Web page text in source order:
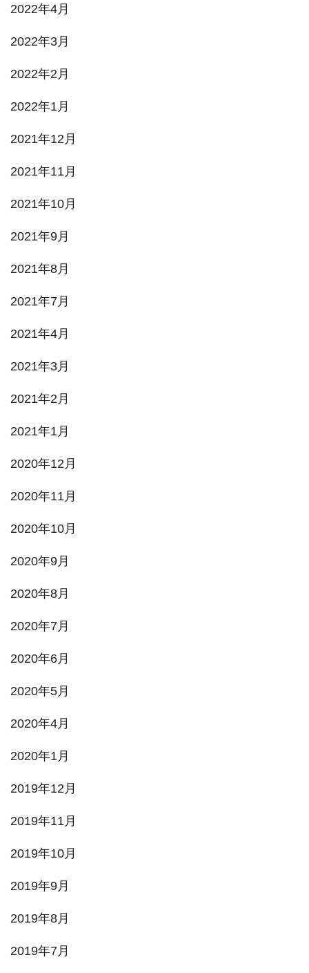
2022年4月
2022年3月
2022年2月
2022年1月
2021年12月
2021年11月
2021年10月
2021年9月
2021年8月
2021年7月
2021年4月
2021年3月
2021年2月
2021年1月
2020年12月
2020年11月
2020年10月
2020年9月
2020年8月
2020年7月
2020年6月
2020年5月
2020年4月
2020年1月
2019年12月
2019年11月
2019年10月
2019年9月
2019年8月
2019年7月